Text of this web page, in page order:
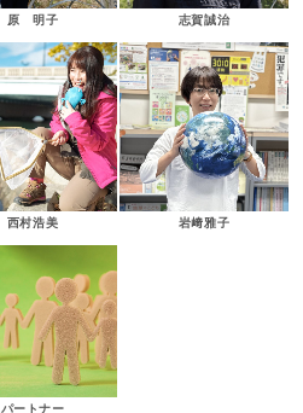
原 明子 志賀誠治
西村浩美 岩﨑雅子
パートナー